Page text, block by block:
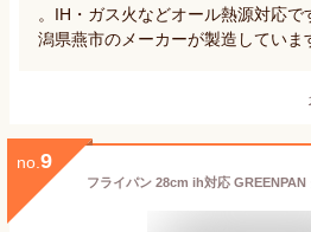
。IH・ガス火などオール熱源対応
潟県燕市のメーカーが製造していま
no. 9